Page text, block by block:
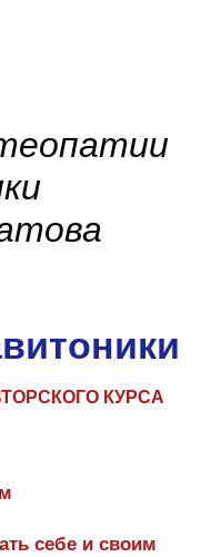
КУРСА
себе и своим